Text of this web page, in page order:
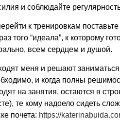
и соблюдайте
к тренировкам
того “идеала”, к которому
всем сердцем и душой.
меня и решают заниматься
и когда полны
на занятия, остаются в
те кому надоело сидеть
почета: https://